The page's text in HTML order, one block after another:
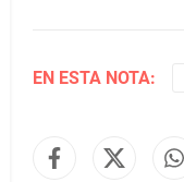
EN ESTA NOTA: